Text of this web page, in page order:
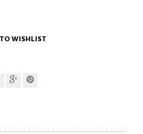
WISHLIST